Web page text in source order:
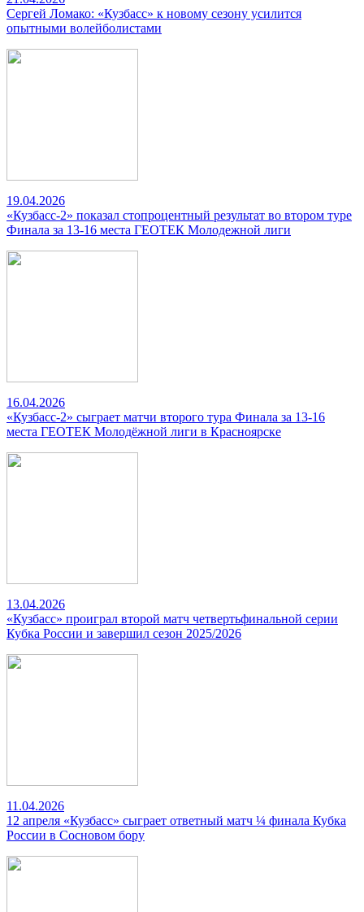
Сергей Ломако: «Кузбасс» к новому сезону усилится
опытными волейболистами
19.04.2026
«Кузбасс-2» показал стопроцентный результат во втором туре
Финала за 13-16 места ГЕОТЕК Молодежной лиги
16.04.2026
«Кузбасс-2» сыграет матчи второго тура Финала за 13-16
места ГЕОТЕК Молодёжной лиги в Красноярске
13.04.2026
«Кузбасс» проиграл второй матч четвертьфинальной серии
Кубка России и завершил сезон 2025/2026
11.04.2026
12 апреля «Кузбасс» сыграет ответный матч ¼ финала Кубка
России в Сосновом бору